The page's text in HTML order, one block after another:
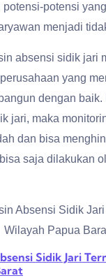
potensi
menjadi
absensi sidik jari
yang
dengan
jari, maka
dan bisa
saja dilakukan
Sidik Jari